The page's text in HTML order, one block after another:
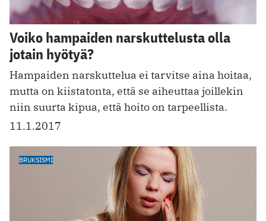
Voiko hampaiden narskuttelusta olla
jotain hyötyä?
Hampaiden narskuttelua ei tarvitse aina hoitaa,
mutta on kiistatonta, että se aiheuttaa joillekin
niin suurta kipua, että hoito on tarpeellista.
11.1.2017
BRUKSISMI